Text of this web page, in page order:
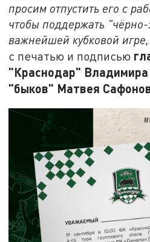
просим отпустить его с
чтобы поддержать
важнейшей кубковой игре,
с печатью и подписью
"Краснодар"
"быков" Матвея